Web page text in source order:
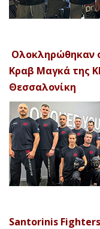
Ολοκληρώθηκαν
Κραβ Μαγκά της
Θεσσαλονίκη
Santorinis